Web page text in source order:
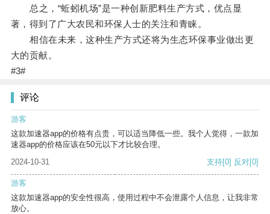
总之，“蚯蚓机场”是一种创新肥料生产方式，优点显
著，得到了广大农民和环保人士的关注和青睐。
相信在未来，这种生产方式还将为生态环保事业做出更
大的贡献。
#3#
评论
游客
这款加速器app的价格有点贵，可以适当降低一些。我个人觉得，一款加
速器app的价格应该在50元以下才比较合理。
2024-10-31
支持[0] 反对[0]
游客
这款加速器app的安全性很高，使用过程中不会泄露个人信息，让我非常
放心。